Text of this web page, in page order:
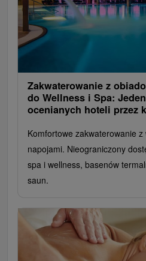
Zakwaterowanie z
do Wellness i Spa:
ocenianych hoteli przez
Komfortowe zakwaterowanie
napojami. Nieograniczony
spa i wellness, basenów
saun.